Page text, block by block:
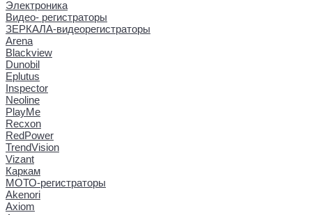
Электроника
Видео- регистраторы
ЗЕРКАЛА-видеорегистраторы
Arena
Blackview
Dunobil
Eplutus
Inspector
Neoline
PlayMe
Recxon
RedPower
TrendVision
Vizant
Каркам
МОТО-регистраторы
Akenori
Axiom